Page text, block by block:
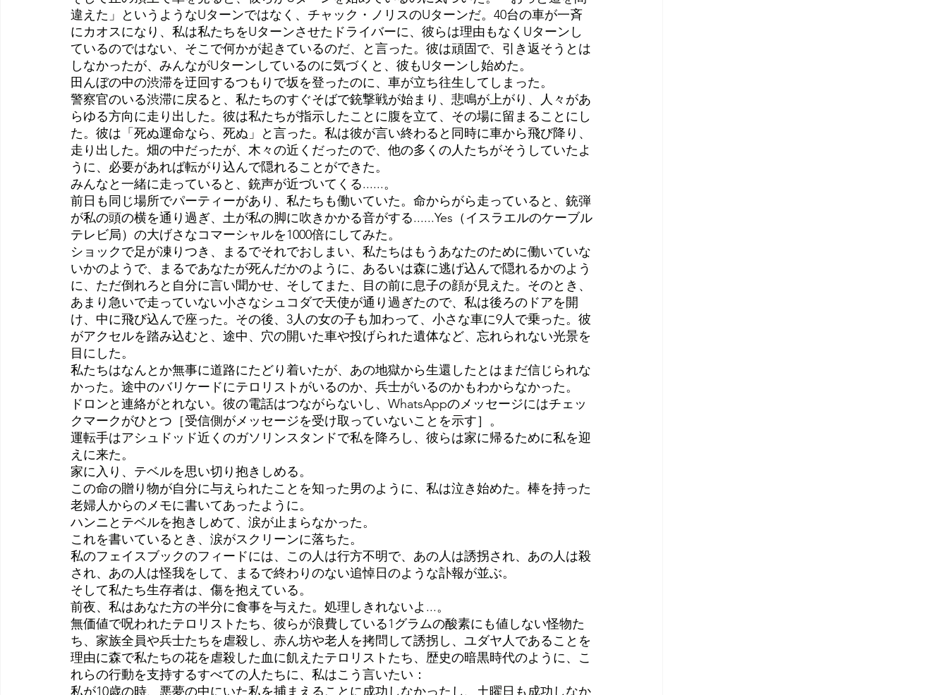
違えた」というようなUターンではなく、チャック・ノリスのUターンだ。40台の車が一斉
にカオスになり、私は私たちをUターンさせたドライバーに、彼らは理由もなくUターンし
ているのではない、そこで何かが起きているのだ、と言った。彼は頑固で、引き返そうとは
しなかったが、みんながUターンしているのに気づくと、彼もUターンし始めた。
田んぼの中の渋滞を迂回するつもりで坂を登ったのに、車が立ち往生してしまった。
警察官のいる渋滞に戻ると、私たちのすぐそばで銃撃戦が始まり、悲鳴が上がり、人々があ
らゆる方向に走り出した。彼は私たちが指示したことに腹を立て、その場に留まることにし
た。彼は「死ぬ運命なら、死ぬ」と言った。私は彼が言い終わると同時に車から飛び降り、
走り出した。畑の中だったが、木々の近くだったので、他の多くの人たちがそうしていたよ
うに、必要があれば転がり込んで隠れることができた。
みんなと一緒に走っていると、銃声が近づいてくる......。
前日も同じ場所でパーティーがあり、私たちも働いていた。命からがら走っていると、銃弾
が私の頭の横を通り過ぎ、土が私の脚に吹きかかる音がする......Yes（イスラエルのケーブル
テレビ局）の大げさなコマーシャルを1000倍にしてみた。
ショックで足が凍りつき、まるでそれでおしまい、私たちはもうあなたのために働いていな
いかのようで、まるであなたが死んだかのように、あるいは森に逃げ込んで隠れるかのよう
に、ただ倒れろと自分に言い聞かせ、そしてまた、目の前に息子の顔が見えた。そのとき、
あまり急いで走っていない小さなシュコダで天使が通り過ぎたので、私は後ろのドアを開
け、中に飛び込んで座った。その後、3人の女の子も加わって、小さな車に9人で乗った。彼
がアクセルを踏み込むと、途中、穴の開いた車や投げられた遺体など、忘れられない光景を
目にした。
私たちはなんとか無事に道路にたどり着いたが、あの地獄から生還したとはまだ信じられな
かった。途中のバリケードにテロリストがいるのか、兵士がいるのかもわからなかった。
ドロンと連絡がとれない。彼の電話はつながらないし、WhatsAppのメッセージにはチェッ
クマークがひとつ［受信側がメッセージを受け取っていないことを示す］。
運転手はアシュドッド近くのガソリンスタンドで私を降ろし、彼らは家に帰るために私を迎
えに来た。
家に入り、テベルを思い切り抱きしめる。
この命の贈り物が自分に与えられたことを知った男のように、私は泣き始めた。棒を持った
老婦人からのメモに書いてあったように。
ハンニとテベルを抱きしめて、涙が止まらなかった。
これを書いているとき、涙がスクリーンに落ちた。
私のフェイスブックのフィードには、この人は行方不明で、あの人は誘拐され、あの人は殺
され、あの人は怪我をして、まるで終わりのない追悼日のような訃報が並ぶ。
そして私たち生存者は、傷を抱えている。
前夜、私はあなた方の半分に食事を与えた。処理しきれないよ...。
無価値で呪われたテロリストたち、彼らが浪費している1グラムの酸素にも値しない怪物た
ち、家族全員や兵士たちを虐殺し、赤ん坊や老人を拷問して誘拐し、ユダヤ人であることを
理由に森で私たちの花を虐殺した血に飢えたテロリストたち、歴史の暗黒時代のように、こ
れらの行動を支持するすべての人たちに、私はこう言いたい：
私が10歳の時、悪夢の中にいた私を捕まえることに成功しなかったし、土曜日も成功しなか